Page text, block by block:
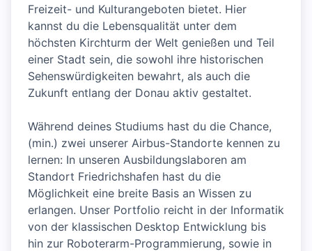
Freizeit- und Kulturangeboten bietet. Hier
kannst du die Lebensqualität unter dem
höchsten Kirchturm der Welt genießen und Teil
einer Stadt sein, die sowohl ihre historischen
Sehenswürdigkeiten bewahrt, als auch die
Zukunft entlang der Donau aktiv gestaltet.
Während deines Studiums hast du die Chance,
(min.) zwei unserer Airbus-Standorte kennen zu
lernen: In unseren Ausbildungslaboren am
Standort Friedrichshafen hast du die
Möglichkeit eine breite Basis an Wissen zu
erlangen. Unser Portfolio reicht in der Informatik
von der klassischen Desktop Entwicklung bis
hin zur Roboterarm-Programmierung, sowie in